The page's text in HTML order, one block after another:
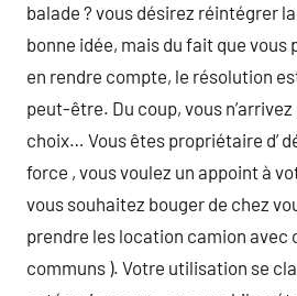
balade ? vous désirez réintégrer
bonne idée, mais du fait que vous
en rendre compte, le résolution
peut-être. Du coup, vous
choix… Vous êtes propriétaire d’
force , vous voulez un appoint à
vous souhaitez bouger de chez
prendre les location camion avec
communs ). Votre utilisation se